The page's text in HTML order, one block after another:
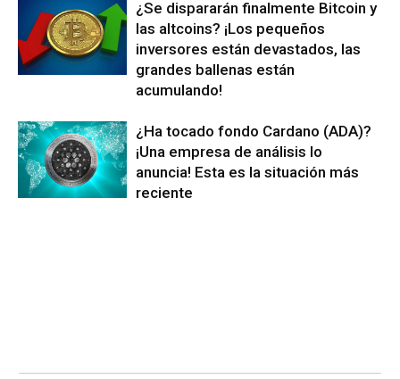
¿Se dispararán finalmente Bitcoin y
las altcoins? ¡Los pequeños
inversores están devastados, las
grandes ballenas están
acumulando!
¿Ha tocado fondo Cardano (ADA)?
¡Una empresa de análisis lo
anuncia! Esta es la situación más
reciente